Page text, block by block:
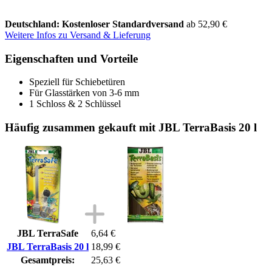
Deutschland: Kostenloser Standardversand ab 52,90 €
Weitere Infos zu Versand & Lieferung
Eigenschaften und Vorteile
Speziell für Schiebetüren
Für Glasstärken von 3-6 mm
1 Schloss & 2 Schlüssel
Häufig zusammen gekauft mit JBL TerraBasis 20 l
JBL TerraSafe
6,64 €
JBL TerraBasis 20 l 18,99 €
Gesamtpreis:
25,63 €